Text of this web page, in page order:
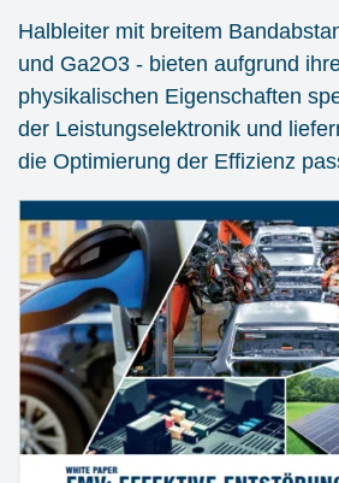
Halbleiter mit breitem
und Ga2O3 - bieten aufgrund
physikalischen Eigenschaften
der Leistungselektronik und
die Optimierung der Effizienz